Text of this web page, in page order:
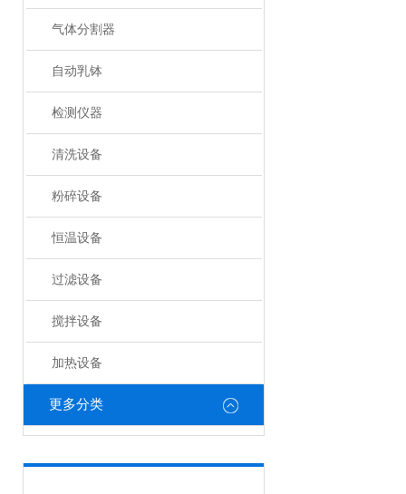
气体分割器
自动乳钵
检测仪器
清洗设备
粉碎设备
恒温设备
过滤设备
搅拌设备
加热设备
更多分类